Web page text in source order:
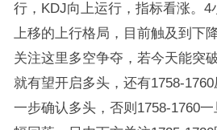
行，KDJ向上运行，指标看涨。4
上移的上行格局，目前触及到下
关注这里多空争夺，若今天能突
就有望开启多头，还有1758-
一步确认多头，否则1758-1760